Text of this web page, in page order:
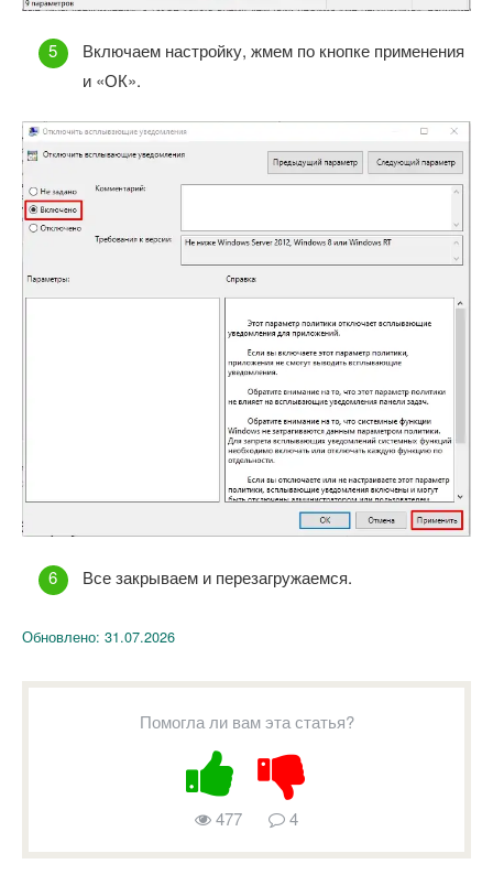
Включаем настройку, жмем по кнопке применения
и «ОК».
Все закрываем и перезагружаемся.
Обновлено: 31.07.2026
Помогла ли вам эта статья?
477 4